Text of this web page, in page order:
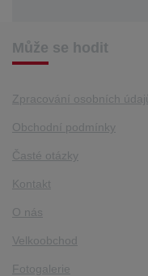
Může se hodit
Zpracování osobních údajů
Obchodní podmínky
Časté otázky
Kontakt
O nás
Velkoobchod
Fotogalerie